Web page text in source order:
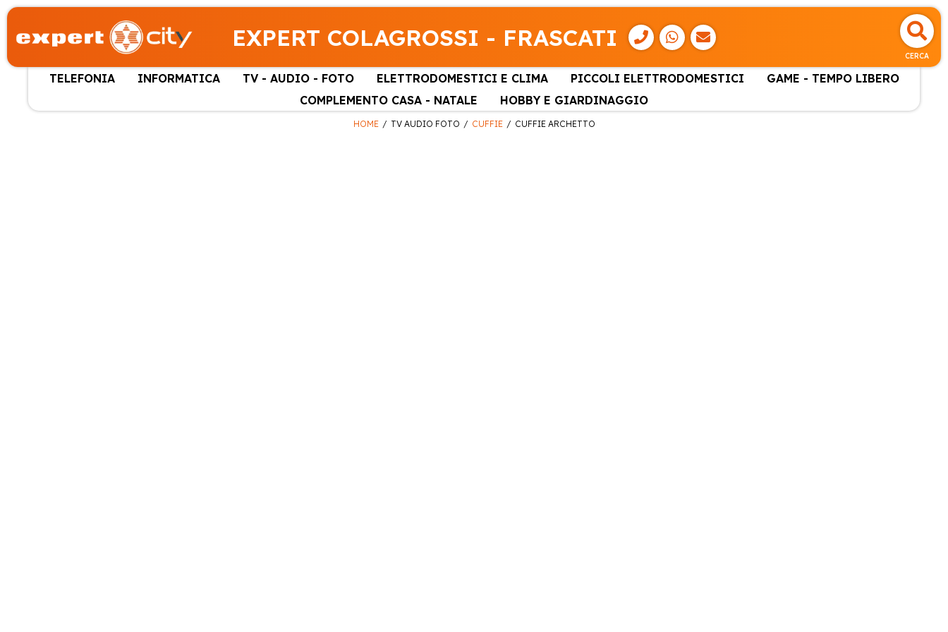
EXPERT COLAGROSSI - FRASCATI
CERCA
TELEFONIA INFORMATICA TV - AUDIO - FOTO ELETTRODOMESTICI E CLIMA PICCOLI ELETTRODOMESTICI
GAME - TEMPO LIBERO
COMPLEMENTO CASA - NATALE
HOBBY E GIARDINAGGIO
HOME TV AUDIO FOTO CUFFIE CUFFIE ARCHETTO